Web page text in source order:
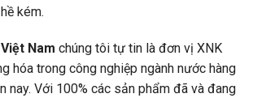
kém.
Nam chúng tôi tự tin là đơn vị XNK
hóa trong công nghiệp ngành nước hàng
nay. Với 100% các sản phẩm đã và đang